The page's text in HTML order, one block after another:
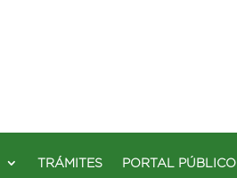
TRÁMITES PORTAL PÚBLICO